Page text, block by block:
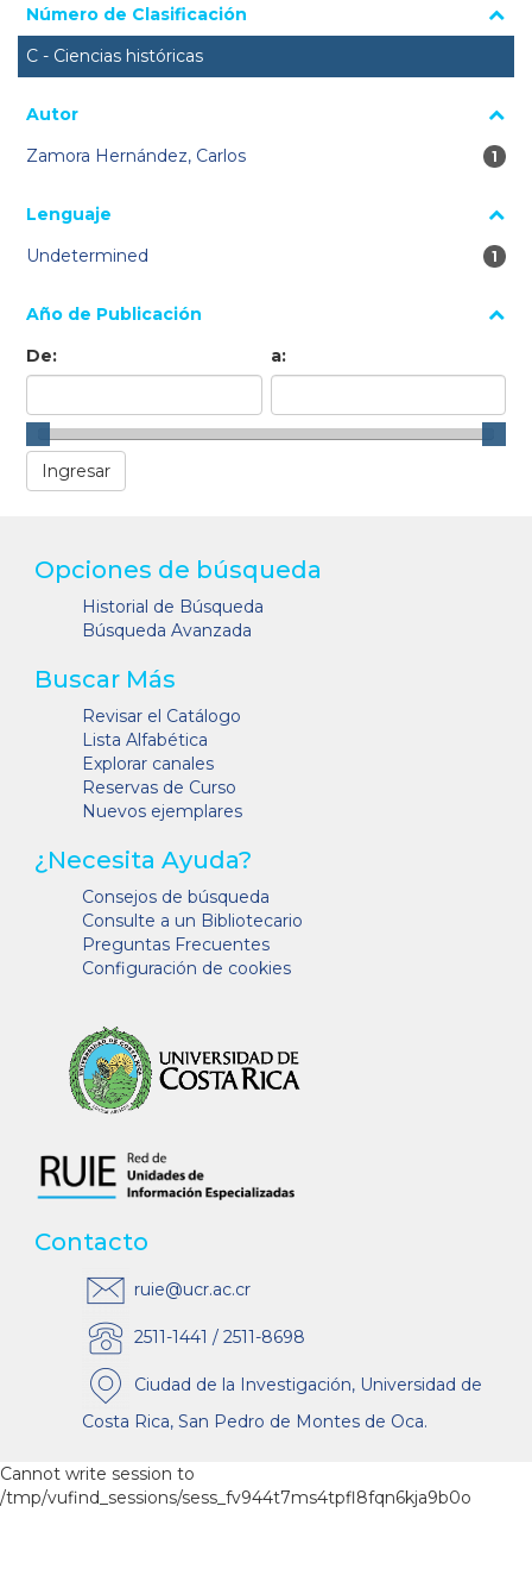
Número de Clasificación
C - Ciencias históricas
Autor
Zamora Hernández, Carlos
1
1
Lenguaje
Undetermined
1
1
Año de Publicación
De:
a:
Opciones de búsqueda
Historial de Búsqueda
Búsqueda Avanzada
Buscar Más
Revisar el Catálogo
Lista Alfabética
Explorar canales
Reservas de Curso
Nuevos ejemplares
¿Necesita Ayuda?
Consejos de búsqueda
Consulte a un Bibliotecario
Preguntas Frecuentes
Configuración de cookies
Contacto
ruie@ucr.ac.cr
2511-1441 / 2511-8698
Ciudad de la Investigación, Universidad de
Costa Rica, San Pedro de Montes de Oca.
Cannot write session to
/tmp/vufind_sessions/sess_fv944t7ms4tpfl8fqn6kja9b0o